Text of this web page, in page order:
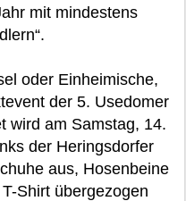
mit mindestens
oder Einheimische,
der 5. Usedomer
wird am Samstag, 14.
der Heringsdorfer
aus, Hosenbeine
Shirt übergezogen